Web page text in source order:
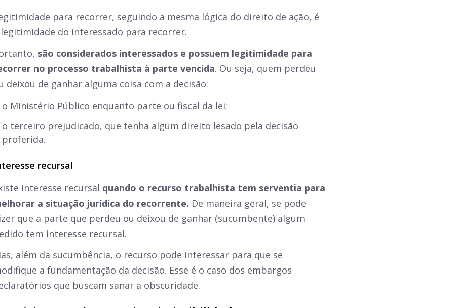
para recorrer, seguindo a mesma lógica do direito de ação, é
do interessado para recorrer.
são considerados interessados e possuem legitimidade para
no processo trabalhista à parte vencida. Ou seja, quem perdeu
deixou de ganhar alguma coisa com a decisão:
o Ministério Público enquanto parte ou fiscal da lei;
o terceiro prejudicado, que tenha algum direito lesado pela decisão
proferida.
recursal
interesse recursal quando o recurso trabalhista tem serventia para
a situação jurídica do recorrente. De maneira geral, se pode
que a parte que perdeu ou deixou de ganhar (sucumbente) algum
tem interesse recursal.
além da sucumbência, o recurso pode interessar para que se
a fundamentação da decisão. Esse é o caso dos embargos
que buscam sanar a obscuridade.